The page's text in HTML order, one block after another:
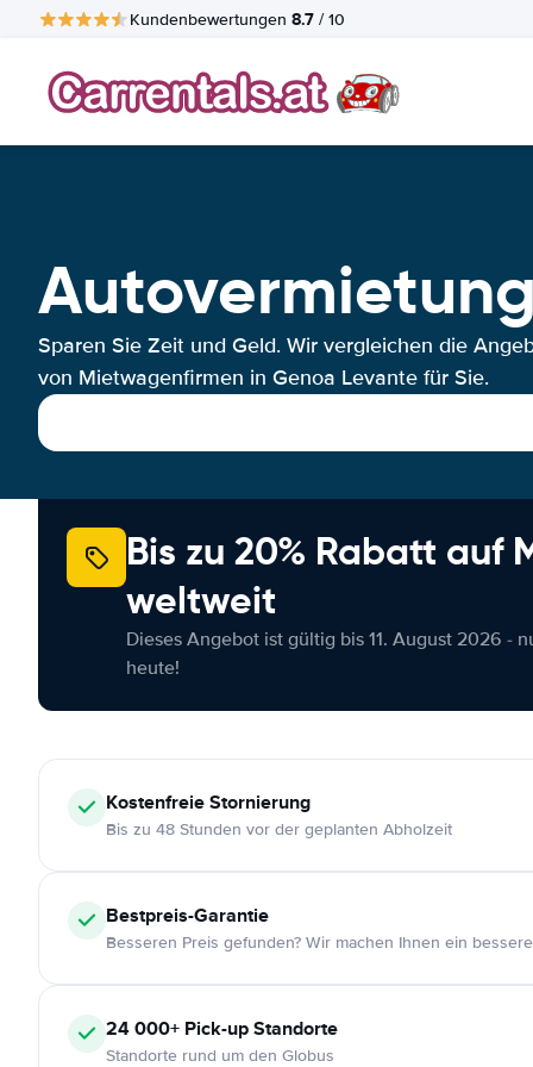
Kundenbewertungen 8.7 / 10
Sparen Sie Zeit und Geld. Wir vergleichen die
von Mietwagenfirmen in Genoa Levante für Sie.
Bis zu 20% Rabatt auf
weltweit
Dieses Angebot ist gültig bis 11. August 2026 -
heute!
KostenfreieStornierung
Bis zu 48 Stunden vor der geplanten Abholzeit
Bestpreis-Garantie
Besseren Preis gefunden? Wir machen Ihnen ein
24 000+ Pick-up Standorte
Standorte rund um den Globus